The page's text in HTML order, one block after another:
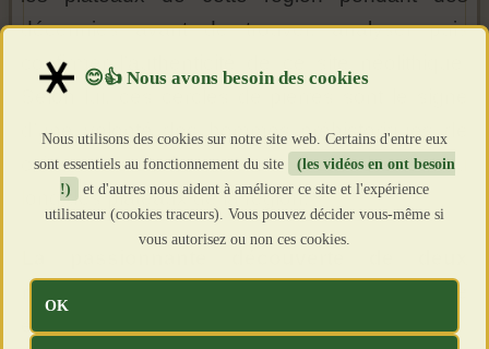
décennies avant de trouver, analyser puis
confirmer l’authenticité de ce site néolithique.
Selon lui, ces cercles de pierres sont le signe
d’une volonté des hommes préhistoriques de
créer une« arche sacrée » de cercles tout au
long des plateaux de la région.
nouveaux cercles de pierres liés à l'histoire
et la construction de Stonehenge
Nous utilisons des cookies sur notre site web. Certains d'entre eux
sont essentiels au fonctionnement du site
(les vidéos en ont besoin
!)
et d'autres nous aident à améliorer ce site et l'expérience
utilisateur (cookies traceurs). Vous pouvez décider vous-même si
vous autorisez ou non ces cookies.
OK